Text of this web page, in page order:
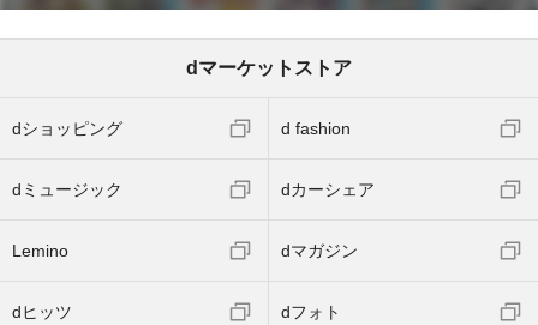
dマーケットストア
dショッピング d fashion
dミュージック dカーシェア
Lemino dマガジン
dヒッツ dフォト